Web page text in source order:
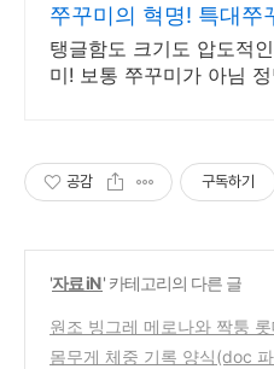
쭈꾸미의 혁명! 특대쭈
신쭈꾸미!
탱글함도 크기도 압도적
미! 보통 쭈꾸미가 아님
공감 구독하기
'자료 iN' 카테고리의 다른 글
원조 빙그레 메로나와 짝퉁
이스크림 구입 시식기와 미투
몸무게 체중 기록 양식(doc